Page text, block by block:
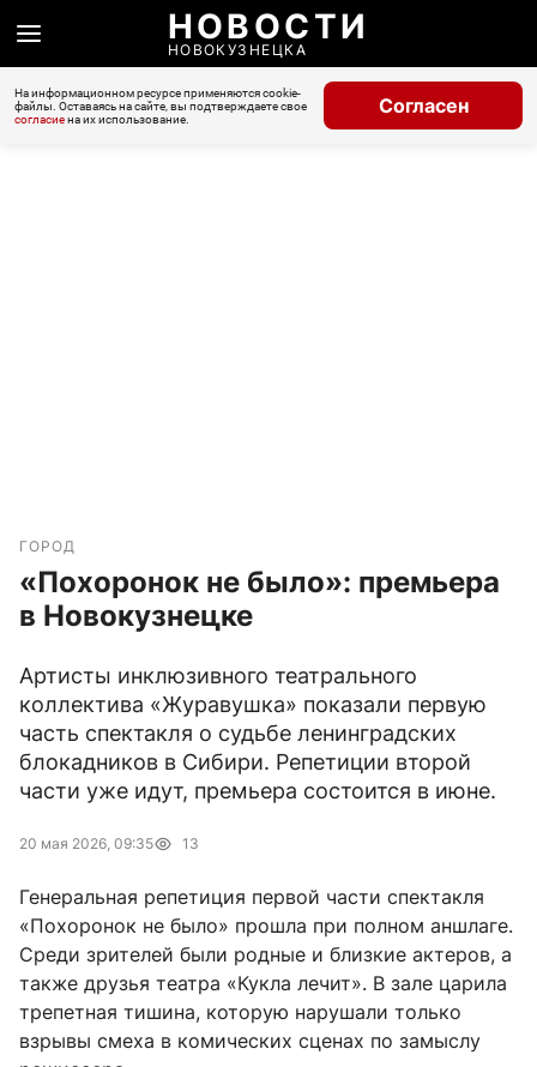
НОВОСТИ
НОВОКУЗНЕЦКА
На информационном ресурсе применяются cookie-
файлы. Оставаясь на сайте, вы подтверждаете свое
согласиена их использование.
Согласен
ГОРОД
«Похоронок не было»: премьера
в Новокузнецке
Артисты инклюзивного театрального
коллектива «Журавушка» показали первую
часть спектакля о судьбе ленинградских
блокадников в Сибири. Репетиции второй
части уже идут, премьера состоится в июне.
20 мая 2026, 09:35 13
Генеральная репетиция первой части спектакля
«Похоронок не было» прошла при полном аншлаге.
Среди зрителей были родные и близкие актеров, а
также друзья театра «Кукла лечит». В зале царила
трепетная тишина, которую нарушали только
взрывы смеха в комических сценах по замыслу